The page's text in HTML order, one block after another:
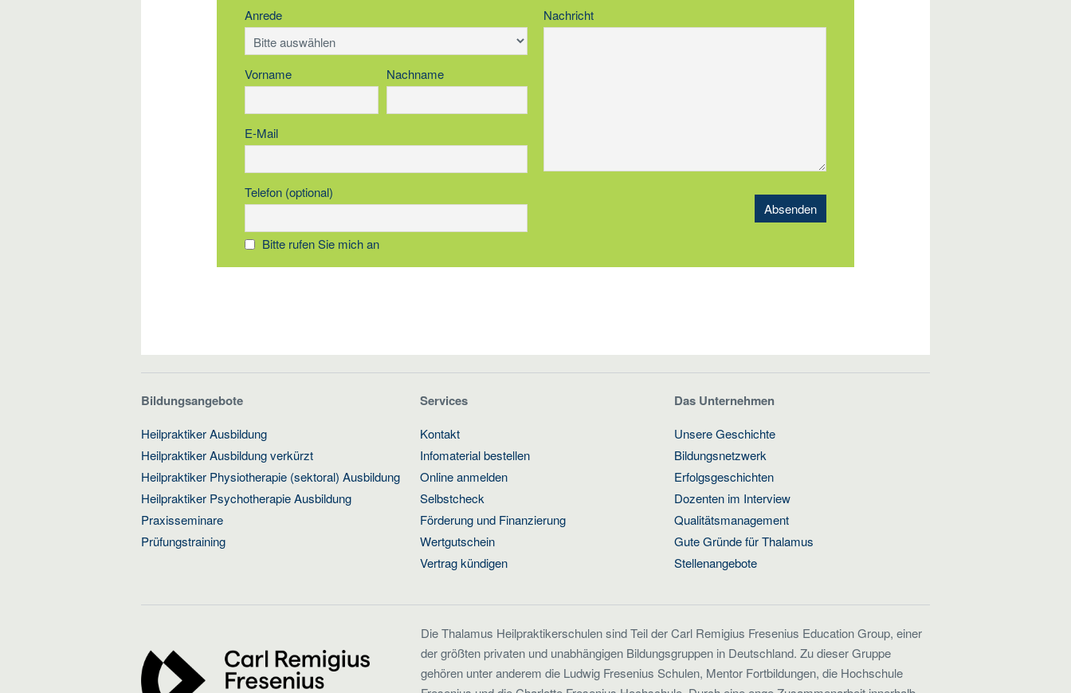
Anrede
Vorname Nachname
E-Mail
Telefon (optional)
Bitte rufen Sie mich an
Nachricht
Absenden
Bildungsangebote
Heilpraktiker Ausbildung
Heilpraktiker Ausbildung verkürzt
Heilpraktiker Physiotherapie (sektoral) Ausbildung
Heilpraktiker Psychotherapie Ausbildung
Praxisseminare
Prüfungstraining
Services
Kontakt
Infomaterial bestellen
Online anmelden
Selbstcheck
Förderung und Finanzierung
Wertgutschein
Vertrag kündigen
Das Unternehmen
Unsere Geschichte
Bildungsnetzwerk
Erfolgsgeschichten
Dozenten im Interview
Qualitätsmanagement
Gute Gründe für Thalamus
Stellenangebote
Die Thalamus Heilpraktikerschulen sind Teil der Carl Remigius Fresenius Education Group, einer
der größten privaten und unabhängigen Bildungsgruppen in Deutschland. Zu dieser Gruppe
gehören unter anderem die Ludwig Fresenius Schulen, Mentor Fortbildungen, die Hochschule